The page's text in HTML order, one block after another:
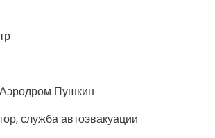
Пушкин
служба автоэвакуации